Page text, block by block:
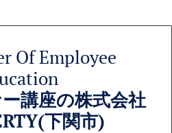
Of Employee
講座の株式会社
下関市)